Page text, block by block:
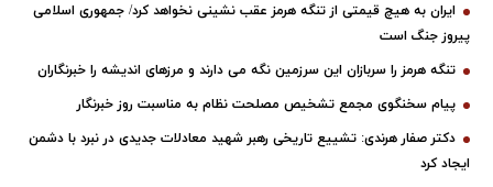
ایران به هیچ قیمتی از تنگه هرمز عقب نشینی نخواهد کرد/ جمهوری اسلامی
پیروز جنگ است
تنگه هرمز را سربازان این سرزمین نگه می دارند و مرزهای اندیشه را خبرنگاران
پیام سخنگوی مجمع تشخیص مصلحت نظام به مناسبت روز خبرنگار
دکتر صفار هرندی: تشییع تاریخی رهبر شهید معادلات جدیدی در نبرد با دشمن
ایجاد کرد